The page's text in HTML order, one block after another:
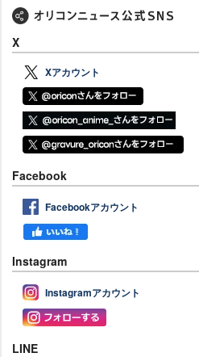
X
Xアカウント
Facebook
Facebookアカウント
Instagram
Instagramアカウント
LINE